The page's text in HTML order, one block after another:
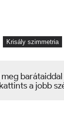
Krisály szimmetria
a jobb